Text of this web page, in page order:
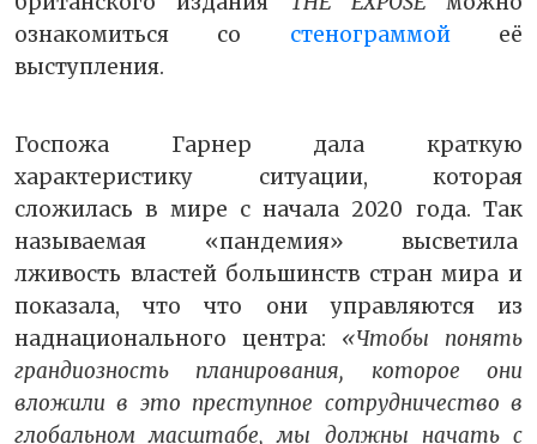
ознакомиться со стенограммойеё
выступления.
Госпожа Гарнер дала краткую
характеристику ситуации, которая
сложилась в мире с начала 2020 года. Так
называемая «пандемия» высветила
лживость властей большинств стран мира и
показала, что что они управляются из
наднационального центра: «Чтобы понять
грандиозность планирования, которое они
вложили в это преступное сотрудничество в
глобальном масштабе, мы должны начать с